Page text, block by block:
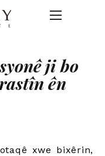
ji bo
ên
xwe bixêrin,